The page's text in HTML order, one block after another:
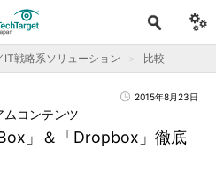
IT戦略系ソリューション 比較
2015年8月23日
」＆「Dropbox」徹底
コンテンツ